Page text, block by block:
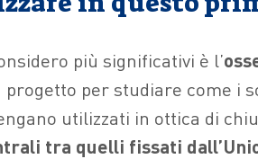
più significativi è l’
progetto per studiare come i
utilizzati in ottica di
tra quelli fissati